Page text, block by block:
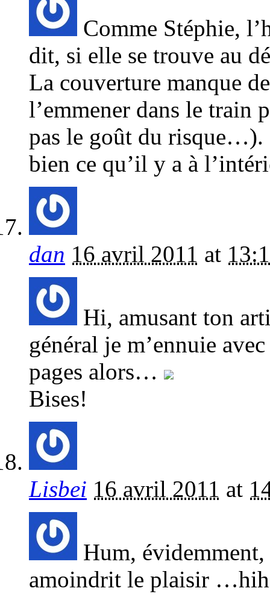
Comme Stéphie,
dit, si elle se trouve au
La couverture manque
l’emmener dans le train
pas le goût du risque…).
bien ce qu’il y a à
dan 16 avril 2011 at
Hi, amusant ton
général je m’ennuie
pages alors…
Bises!
Lisbei 16 avril 2011 at
Hum, évidemment,
amoindrit le plaisir